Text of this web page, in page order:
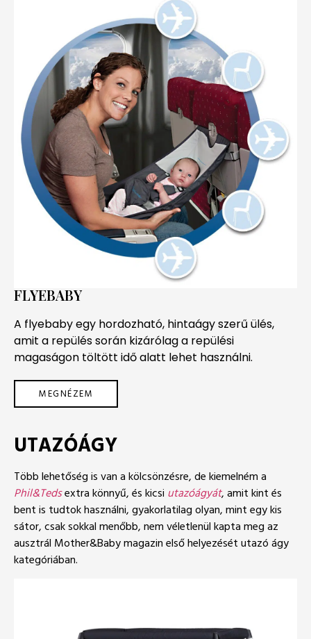
FLYEBABY
A flyebaby egy hordozható, hintaágy szerű ülés,
amit a repülés során kizárólag a repülési
magaságon töltött idő alatt lehet használni.
MEGNÉZEM
UTAZÓÁGY
Több lehetőség is van a kölcsönzésre, de kiemelném a
Phil&Tedsextra könnyű, és kicsi utazóágyát, amit kint és
bent is tudtok használni, gyakorlatilag olyan, mint egy kis
sátor, csak sokkal menőbb, nem véletlenül kapta meg az
ausztrál Mother&Baby magazin első helyezését utazó ágy
kategóriában.